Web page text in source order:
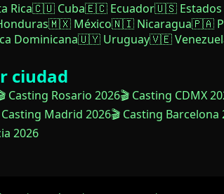
Rica🇨🇺 Cuba🇪🇨 Ecuador🇺🇸 Estados
🇲🇽 México🇳🇮 Nicaragua🇵🇦
Dominicana🇺🇾 Uruguay🇻🇪
ciudad
Casting Rosario 2026🎬 Casting CDMX
Casting Madrid 2026🎬 Casting Barcelona
2026